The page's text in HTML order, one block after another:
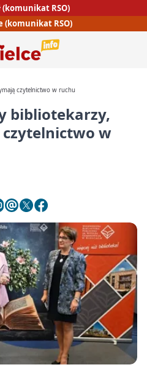
(komunikat RSO)
(komunikat RSO)
czytelnictwo w ruchu
bibliotekarzy,
w